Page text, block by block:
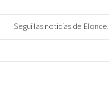
Seguí las noticias de